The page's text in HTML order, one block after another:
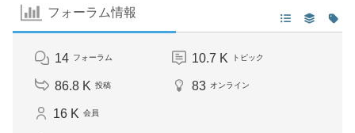
フォーラム情報
14 フォーラム 10.7 K トピック
86.8 K 投稿 83 オンライン
16 K 会員